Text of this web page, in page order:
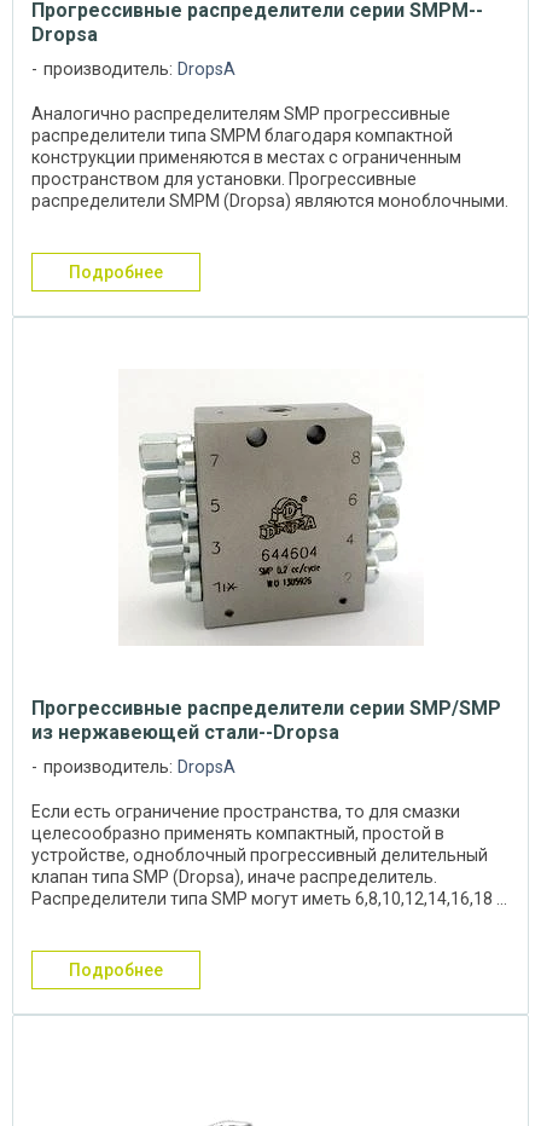
Прогрессивные распределители серии SMPM--
Dropsa
производитель: DropsA
Аналогично распределителям SMP прогрессивные
распределители типа SMPM благодаря компактной
конструкции применяются в местах с ограниченным
пространством для установки. Прогрессивные
распределители SMPM (Dropsa) являются моноблочными.
подробнее
Прогрессивные распределители серии SMP/SMP
из нержавеющей стали--Dropsa
производитель: DropsA
Если есть ограничение пространства, то для смазки
целесообразно применять компактный, простой в
устройстве, одноблочный прогрессивный делительный
клапан типа SMP (Dropsa), иначе распределитель.
Распределители типа SMP могут иметь 6,8,10,12,14,16,18 ...
подробнее